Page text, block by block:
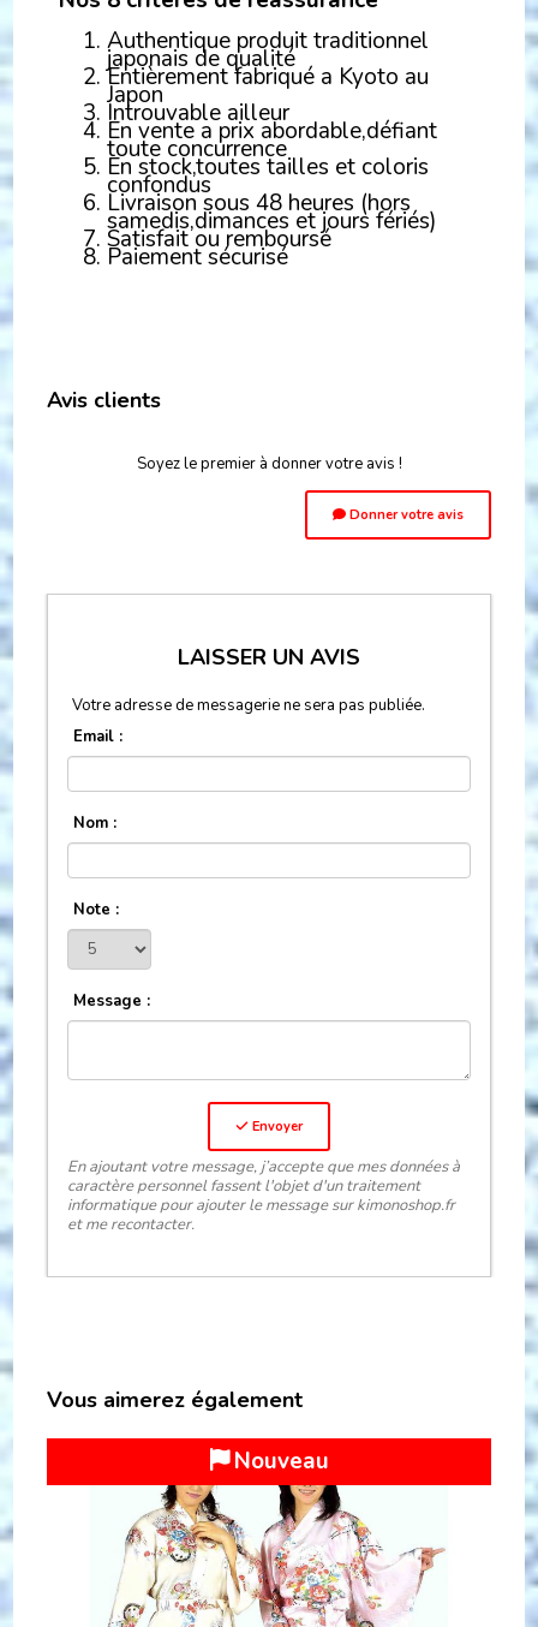
Authentique produit traditionnel
japonais de qualité
Entièrement fabriqué a Kyoto au
Japon
Introuvable ailleur
En vente a prix abordable,défiant
toute concurrence
En stock,toutes tailles et coloris
confondus
Livraison sous 48 heures (hors
samedis,dimances et jours fériés)
Satisfait ou remboursé
Paiement sécurisé
Avis clients
Soyez le premier à donner votre avis !
Donner votre avis
LAISSER UN AVIS
Votre adresse de messagerie ne sera pas publiée.
Email :
Nom :
Note :
Message :
Envoyer
En ajoutant votre message, j’accepte que mes données à
caractère personnel fassent l'objet d'un traitement
informatique pour ajouter le message sur kimonoshop.fr
et me recontacter.
Vous aimerez également
Nouveau